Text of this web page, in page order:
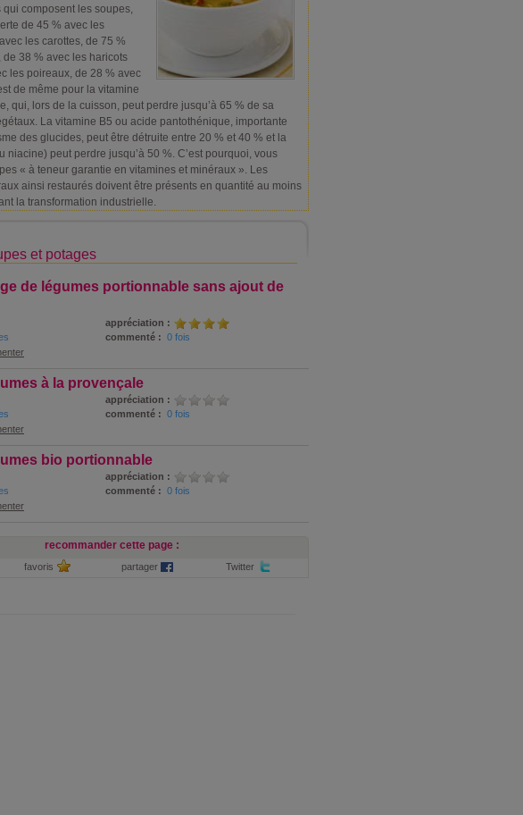
composent les soupes,
de 45 % avec les
les carottes, de 75 %
38 % avec les haricots
les poireaux, de 28 % avec
de même pour la vitamine
qui, lors de la cuisson, peut perdre jusqu’à 65 % de sa
La vitamine B5 ou acide pantothénique, importante
des glucides, peut être détruite entre 20 % et 40 % et la
niacine) peut perdre jusqu’à 50 %. C’est pourquoi, vous
« à teneur garantie en vitamines et minéraux ». Les
ainsi restaurés doivent être présents en quantité au moins
la transformation industrielle.
et potages
de légumes portionnable sans ajout de
appréciation :
commenté : 0 fois
à la provençale
appréciation :
commenté : 0 fois
bio portionnable
appréciation :
commenté : 0 fois
recommander cette page :
favoris partager Twitter